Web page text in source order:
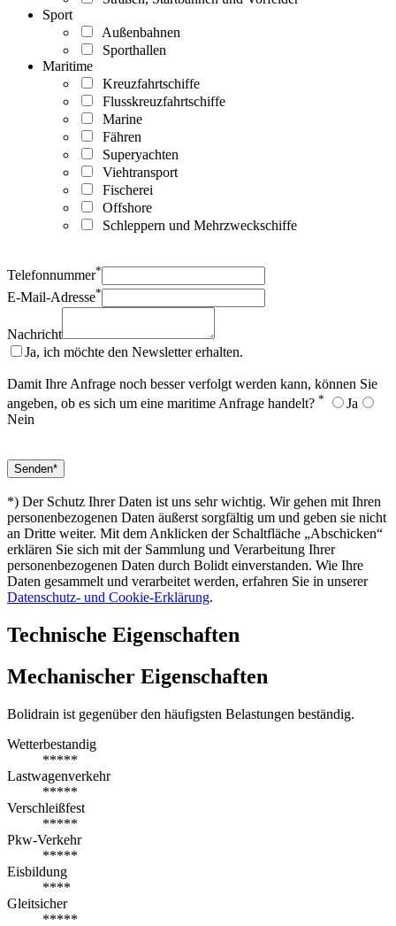
Sport
Außenbahnen
Sporthallen
Maritime
Kreuzfahrtschiffe
Flusskreuzfahrtschiffe
Marine
Fähren
Superyachten
Viehtransport
Fischerei
Offshore
Schleppern und Mehrzweckschiffe
Telefonnummer*
E-Mail-Adresse*
Nachricht
Ja, ich möchte den Newsletter erhalten.
Damit Ihre Anfrage noch besser verfolgt werden kann, können Sie
angeben, ob es sich um eine maritime Anfrage handelt? *
Ja
Nein
*) Der Schutz Ihrer Daten ist uns sehr wichtig. Wir gehen mit Ihren
personenbezogenen Daten äußerst sorgfältig um und geben sie nicht
an Dritte weiter. Mit dem Anklicken der Schaltfläche „Abschicken“
erklären Sie sich mit der Sammlung und Verarbeitung Ihrer
personenbezogenen Daten durch Bolidt einverstanden. Wie Ihre
Daten gesammelt und verarbeitet werden, erfahren Sie in unserer
Datenschutz- und Cookie-Erklärung.
Technische Eigenschaften
Mechanischer Eigenschaften
Bolidrain ist gegenüber den häufigsten Belastungen beständig.
Wetterbestandig
*****
Lastwagenverkehr
*****
Verschleißfest
*****
Pkw-Verkehr
*****
Eisbildung
****
Gleitsicher
*****